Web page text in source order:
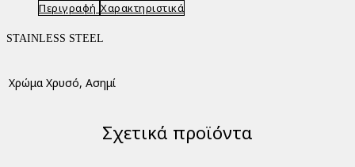
Περιγραφή Χαρακτηριστικά
STAINLESS STEEL
Χρώμα Χρυσό, Ασημί
Σχετικά προϊόντα